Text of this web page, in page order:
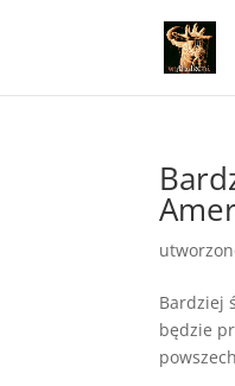
Bardziej
będzie